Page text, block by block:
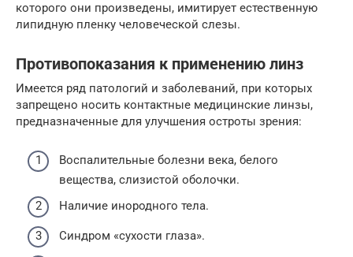
которого они произведены, имитирует естественную
липидную пленку человеческой слезы.
Противопоказания к применению линз
Имеется ряд патологий и заболеваний, при которых
запрещено носить контактные медицинские линзы,
предназначенные для улучшения остроты зрения:
Воспалительные болезни века, белого
вещества, слизистой оболочки.
Наличие инородного тела.
Синдром «сухости глаза».